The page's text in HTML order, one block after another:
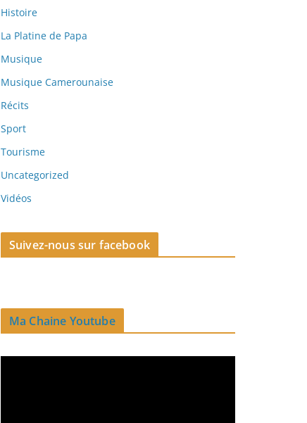
Histoire
La Platine de Papa
Musique
Musique Camerounaise
Récits
Sport
Tourisme
Uncategorized
Vidéos
Suivez-nous sur facebook
Ma Chaine Youtube